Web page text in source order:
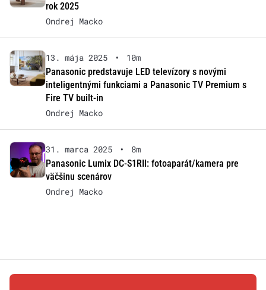
rok 2025
Ondrej Macko
13. mája 2025 •
10m
Panasonic predstavuje LED televízory s novými
inteligentnými funkciami a Panasonic TV Premium s
Fire TV built-in
Ondrej Macko
31. marca 2025 •
8m
Panasonic Lumix DC-S1RII: fotoaparát/kamera pre
väčšinu scenárov
Ondrej Macko